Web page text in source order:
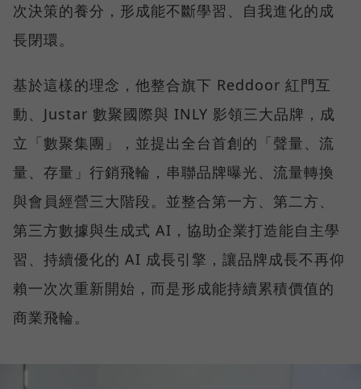
次決策的養分，形成能不斷學習、自我進化的成
長閉環。
基於這樣的理念，他整合旗下 Reddoor 紅門互
動、Justar 數聚國際與 INLY 影領三大品牌，成
立「數聚集團」，並提出全台首創的「聲量、流
量、存量」行銷飛輪，串聯品牌曝光、流量轉換
與會員經營三大階段。並整合第一方、第二方、
第三方數據與生成式 AI，協助企業打造能自主學
習、持續優化的 AI 成長引擎，讓品牌成長不再仰
賴一次次重新開始，而是形成能持續累積價值的
商業飛輪。